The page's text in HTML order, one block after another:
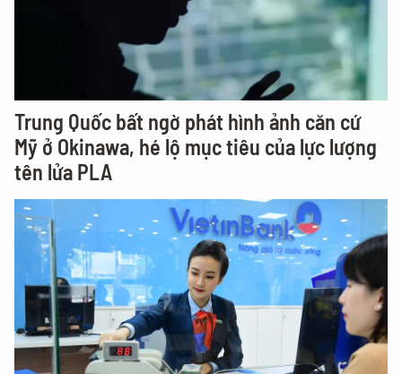
Trung Quốc bất ngờ phát hình ảnh căn cứ
Mỹ ở Okinawa, hé lộ mục tiêu của lực lượng
tên lửa PLA